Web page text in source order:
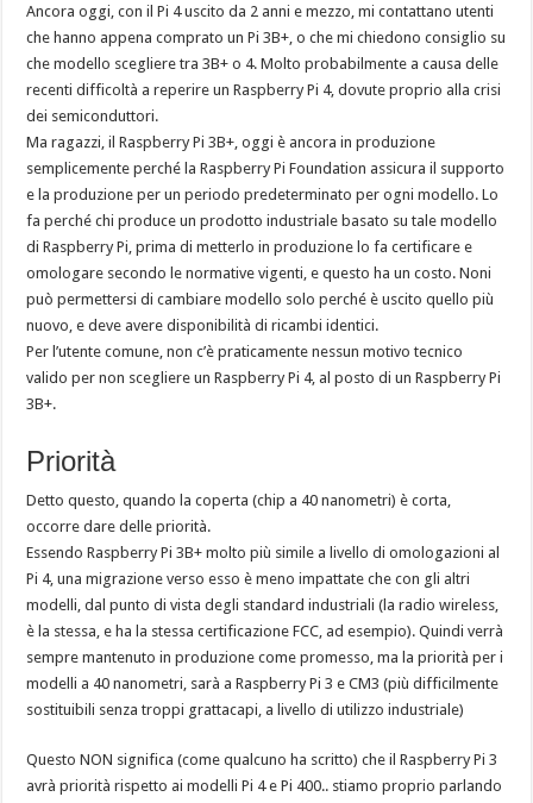
Ancora oggi, con il Pi 4 uscito da 2 anni e mezzo, mi contattano utenti
che hanno appena comprato un Pi 3B+, o che mi chiedono consiglio su
che modello scegliere tra 3B+ o 4. Molto probabilmente a causa delle
recenti difficoltà a reperire un Raspberry Pi 4, dovute proprio alla crisi
dei semiconduttori.
Ma ragazzi, il Raspberry Pi 3B+, oggi è ancora in produzione
semplicemente perché la Raspberry Pi Foundation assicura il supporto
e la produzione per un periodo predeterminato per ogni modello. Lo
fa perché chi produce un prodotto industriale basato su tale modello
di Raspberry Pi, prima di metterlo in produzione lo fa certificare e
omologare secondo le normative vigenti, e questo ha un costo. Noni
può permettersi di cambiare modello solo perché è uscito quello più
nuovo, e deve avere disponibilità di ricambi identici.
Per l’utente comune, non c’è praticamente nessun motivo tecnico
valido per non scegliere un Raspberry Pi 4, al posto di un Raspberry Pi
3B+.
Priorità
Detto questo, quando la coperta (chip a 40 nanometri) è corta,
occorre dare delle priorità.
Essendo Raspberry Pi 3B+ molto più simile a livello di omologazioni al
Pi 4, una migrazione verso esso è meno impattate che con gli altri
modelli, dal punto di vista degli standard industriali (la radio wireless,
è la stessa, e ha la stessa certificazione FCC, ad esempio). Quindi verrà
sempre mantenuto in produzione come promesso, ma la priorità per i
modelli a 40 nanometri, sarà a Raspberry Pi 3 e CM3 (più difficilmente
sostituibili senza troppi grattacapi, a livello di utilizzo industriale)
Questo NON significa (come qualcuno ha scritto) che il Raspberry Pi 3
avrà priorità rispetto ai modelli Pi 4 e Pi 400.. stiamo proprio parlando